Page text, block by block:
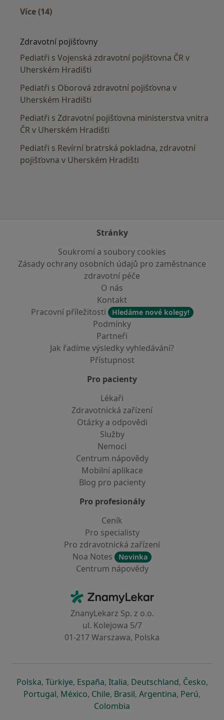
Více (14)
Zdravotní pojišťovny
Pediatři s Vojenská zdravotní pojišťovna ČR v
Uherském Hradišti
Pediatři s Oborová zdravotní pojišťovna v
Uherském Hradišti
Pediatři s Zdravotní pojišťovna ministerstva vnitra
ČR v Uherském Hradišti
Pediatři s Revírní bratrská pokladna, zdravotní
pojišťovna v Uherském Hradišti
Stránky
Soukromí a soubory cookies
Zásady ochrany osobních údajů pro zaměstnance
zdravotní péče
O nás
Kontakt
Pracovní příležitosti
Hledáme nové kolegy!
Podmínky
Partneři
Jak řadíme výsledky vyhledávání?
Přístupnost
Pro pacienty
Lékaři
Zdravotnická zařízení
Otázky a odpovědi
Služby
Nemoci
Centrum nápovědy
Mobilní aplikace
Blog pro pacienty
Pro profesionály
Ceník
Pro specialisty
Pro zdravotnická zařízení
Noa Notes
Novinka
Centrum nápovědy
ZnamyLekar - Hlavní stránka
ZnanyLekarz Sp. z o.o.
ul. Kolejowa 5/7
01-217 Warszawa, Polska
Polskase otevře v nové záložce
, Türkiyese otevře v nové záložce
, Españase otevře v nové záložce
, Italiase otevře v nové záložce
, Deutschlandse otevře v
, Českose
,
Portugalse otevře v nové záložce
, Méxicose otevře v nové záložce
, Chilese otevře v nové záložce
, Brasilse otevře v nové
, Argentinase otevře v
, Perúse
,
Colombia